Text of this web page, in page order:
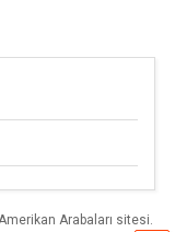
Arabaları sitesi.